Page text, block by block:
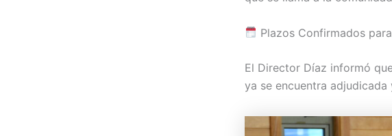
Plazos Confirmados
El Director Díaz informó
ya se encuentra